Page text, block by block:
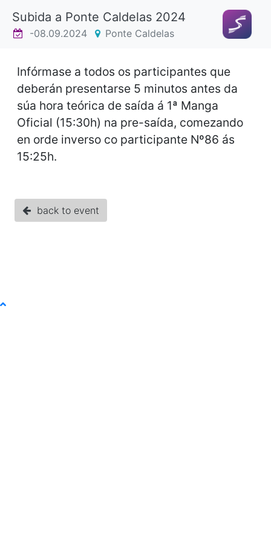
Subida a Ponte Caldelas 2024
-08.09.2024 Ponte Caldelas
Infórmase a todos os participantes que
deberán presentarse 5 minutos antes da
súa hora teórica de saída á 1ª Manga
Oficial (15:30h) na pre-saída, comezando
en orde inverso co participante Nº86 ás
15:25h.
back to event